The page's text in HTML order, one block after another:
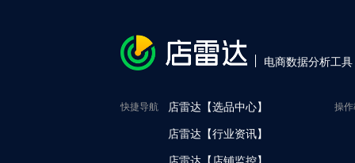
电商数据分析工具
快捷导航 店雷达【选品中心】
店雷达【行业资讯】
操